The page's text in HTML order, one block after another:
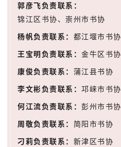
郭彦飞负责联系：
锦江区书协、崇州市书协
杨帆负责联系： 都江堰市书协
王宝明负责联系： 金牛区书协
康俊负责联系： 蒲江县书协
李文彬负责联系： 邛崃市书协
何江流负责联系： 彭州市书协
周敬负责联系： 简阳市书协
刁莉负责联系： 新津区书协